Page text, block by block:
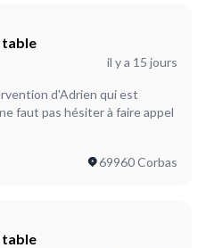
table
il y a 15 jours
d'Adrien qui est
faut pas hésiter à faire appel
69960 Corbas
table